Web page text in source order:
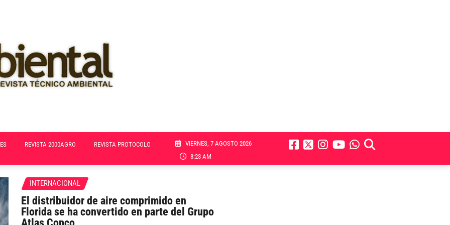
REVISTA 2000AGRO REVISTA PROTOCOLO
VIERNES, 7 AGOSTO 2026
8:23 AM
INTERNACIONAL
El distribuidor de aire comprimido en
Florida se ha convertido en parte del Grupo
Atlas Copco